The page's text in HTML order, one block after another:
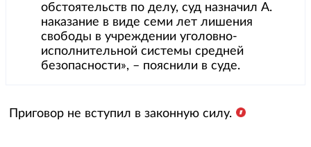
обстоятельств по делу, суд назначил А.
наказание в виде семи лет лишения
свободы в учреждении уголовно-
исполнительной системы средней
безопасности», – пояснили в суде.
Приговор не вступил в законную силу.